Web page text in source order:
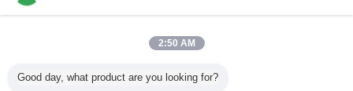
MeerUV LEIDENE Lichten
2:50 AM
Good day, what product are you looking for?